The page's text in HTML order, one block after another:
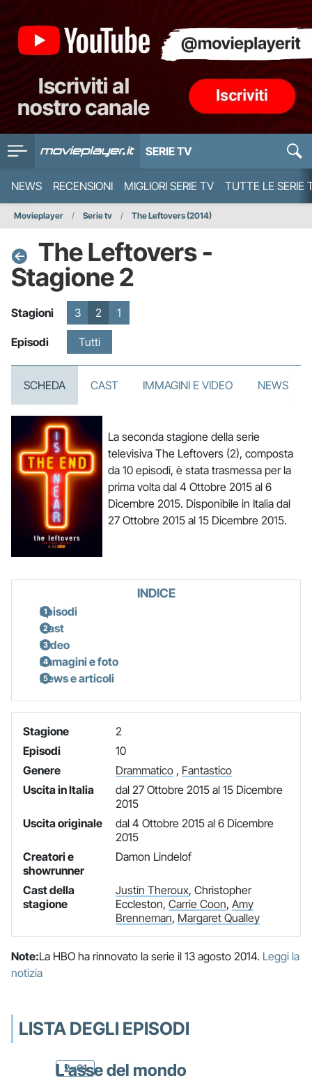
SERIE TV
NEWS RECENSIONI MIGLIORI SERIE TV TUTTE LE SERIE
Movieplayer Serie tv The Leftovers (2014)
The Leftovers -
Stagione 2
Stagioni 3 2 1
Episodi Tutti
SCHEDA CAST IMMAGINI E VIDEO NEWS
La seconda stagione della serie
televisiva The Leftovers (2), composta
da 10 episodi, è stata trasmessa per la
prima volta dal 4 Ottobre 2015 al 6
Dicembre 2015. Disponibile in Italia dal
27 Ottobre 2015 al 15 Dicembre 2015.
INDICE
Episodi
Cast
Video
Immagini e foto
News e articoli
Stagione
2
Episodi
10
Genere
Drammatico, Fantastico
Uscita in Italia
dal 27 Ottobre 2015 al 15 Dicembre
2015
Uscita originale
dal 4 Ottobre 2015 al 6 Dicembre
2015
Creatori e
showrunner
Damon Lindelof
Cast della
stagione
Justin Theroux, Christopher
Eccleston, Carrie Coon, Amy
Brenneman, Margaret Qualley
Note:La HBO ha rinnovato la serie il 13 agosto 2014. Leggi la
notizia
LISTA DEGLI EPISODI
2x01
L'asse del mondo